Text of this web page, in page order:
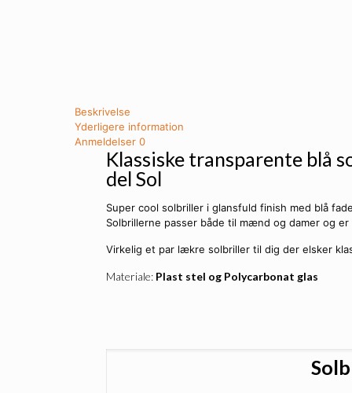
Beskrivelse
Yderligere information
Anmeldelser 0
Klassiske transparente blå
del Sol
Super cool solbriller i glansfuld finish med blå
Solbrillerne passer både til mænd og damer og
Virkelig et par lækre solbriller til dig der elsker
Materiale: Plast stel og Polycarbonat glas